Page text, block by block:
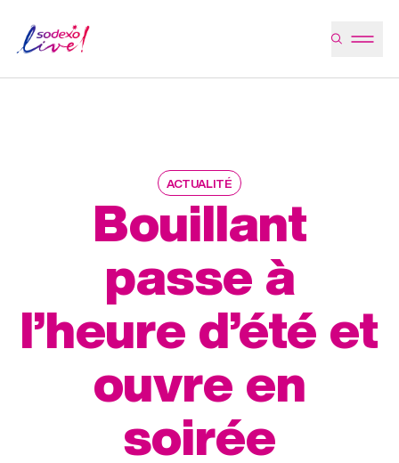
ACTUALITÉ
Bouillant
passe à
l’heure d’été et
ouvre en
soirée